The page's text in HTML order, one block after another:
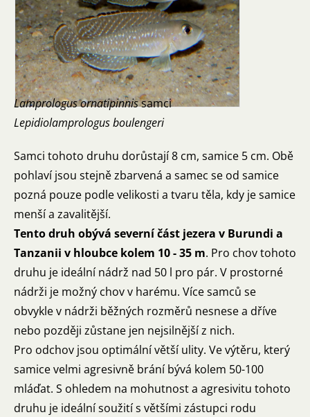
Lamprologus ornatipinnissamci
Lepidiolamprologus boulengeri
Samci tohoto druhu dorůstají 8 cm, samice 5 cm. Obě
pohlaví jsou stejně zbarvená a samec se od samice
pozná pouze podle velikosti a tvaru těla, kdy je samice
menší a zavalitější.
Tento druh obývá severní část jezera v Burundi a
Tanzanii v hloubce kolem 10 - 35 m. Pro chov tohoto
druhu je ideální nádrž nad 50 l pro pár. V prostorné
nádrži je možný chov v harému. Více samců se
obvykle v nádrži běžných rozměrů nesnese a dříve
nebo později zůstane jen nejsilnější z nich.
Pro odchov jsou optimální větší ulity. Ve výtěru, který
samice velmi agresivně brání bývá kolem 50-100
mláďat. S ohledem na mohutnost a agresivitu tohoto
druhu je ideální soužití s většími zástupci rodu